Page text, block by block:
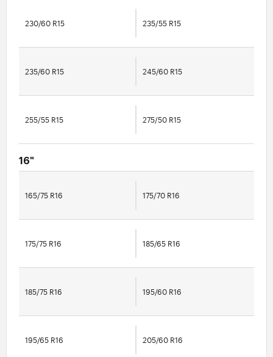
230/60 R15 235/55 R15
235/60 R15 245/60 R15
255/55 R15 275/50 R15
16"
165/75 R16 175/70 R16
175/75 R16 185/65 R16
185/75 R16 195/60 R16
195/65 R16 205/60 R16